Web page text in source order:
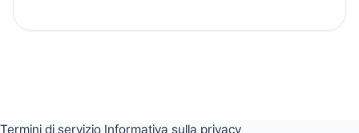
Termini di servizio Informativa sulla privacy